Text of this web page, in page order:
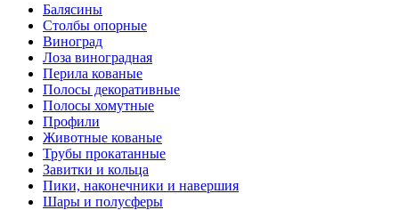
Балясины
Столбы опорные
Виноград
Лоза виноградная
Перила кованые
Полосы декоративные
Полосы хомутные
Профили
Животные кованые
Трубы прокатанные
Завитки и кольца
Пики, наконечники и навершия
Шары и полусферы